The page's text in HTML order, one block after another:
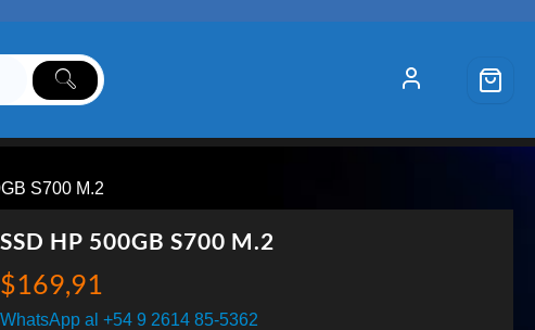
S700 M.2
SSD HP 500GB S700 M.2
$169,91
WhatsApp al +54 9 2614 85-5362